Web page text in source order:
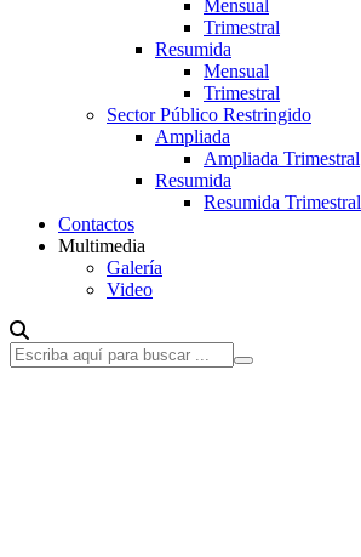
Mensual
Trimestral
Resumida
Mensual
Trimestral
Sector Público Restringido
Ampliada
Ampliada Trimestral
Resumida
Resumida Trimestral
Contactos
Multimedia
Galería
Video